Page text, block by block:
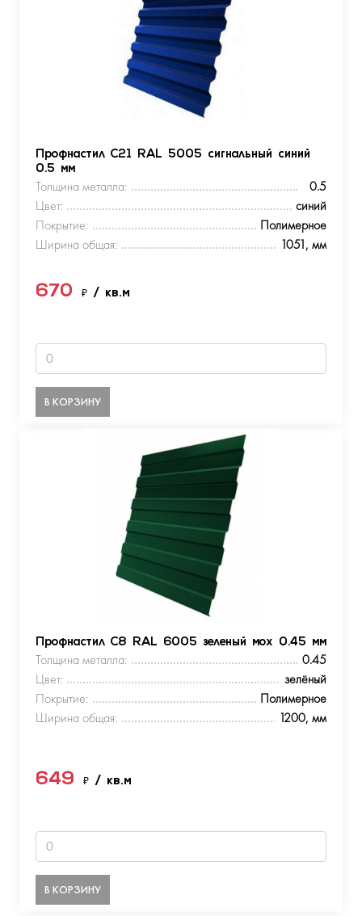
Профнастил С21 RAL 5005 сигнальный синий
0.5 мм
Толщина металла:
0.5
Цвет:
синий
Покрытие:
Полимерное
Ширина общая:
1051, мм
670 ₽ / кв.м
В КОРЗИНУ
Профнастил С8 RAL 6005 зеленый мох 0.45 мм
Толщина металла:
0.45
Цвет:
зелёный
Покрытие:
Полимерное
Ширина общая:
1200, мм
649 ₽ / кв.м
В КОРЗИНУ